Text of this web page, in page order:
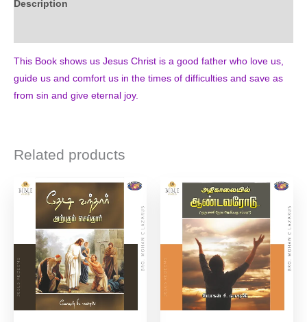
Description
This Book shows us Jesus Christ is a good father who love us,
guide us and comfort us in the times of difficulties and save as
from sin and give eternal joy.
Related products